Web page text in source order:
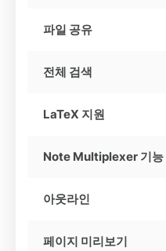
파일 공유
전체 검색
LaTeX 지원
Note Multiplexer 기능
아웃라인
페이지 미리보기